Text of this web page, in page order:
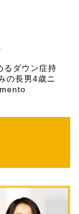
るダウン症持
の長男4歳ニ